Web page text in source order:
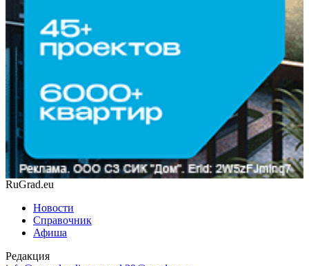
RuGrad.eu
Новости
Справочник
Афиша
Редакция